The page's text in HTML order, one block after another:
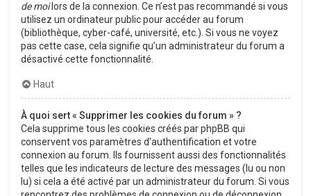
de moilors de la connexion. Ce n’est pas recommandé si vous
utilisez un ordinateur public pour accéder au forum
(bibliothèque, cyber-café, université, etc.). Si vous ne voyez
pas cette case, cela signifie qu’un administrateur du forum a
désactivé cette fonctionnalité.
Haut
À quoi sert « Supprimer les cookies du forum » ?
Cela supprime tous les cookies créés par phpBB qui
conservent vos paramètres d’authentification et votre
connexion au forum. Ils fournissent aussi des fonctionnalités
telles que les indicateurs de lecture des messages (lu ou non
lu) si cela a été activé par un administrateur du forum. Si vous